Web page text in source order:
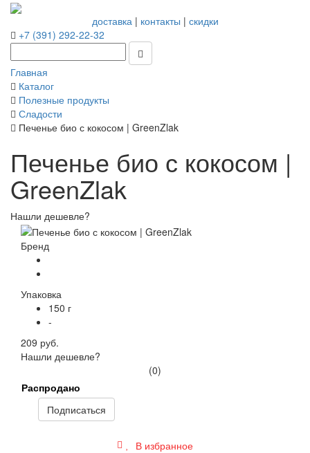
доставка| контакты | скидки
+7 (391) 292-22-32
Главная
Каталог
Полезные продукты
Сладости
Печенье био с кокосом | GreenZlak
Печенье био с кокосом |
GreenZlak
Нашли дешевле?
Бренд
Упаковка
150 г
-
209 руб.
Нашли дешевле?
(0)
Распродано
Подписаться
В избранное